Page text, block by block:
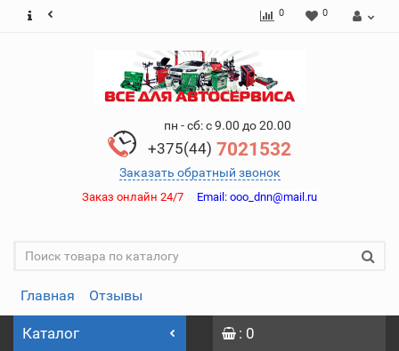
0 0
пн - сб: с 9.00 до 20.00
+375(44) 7021532
Заказать обратный звонок
Заказ онлайн 24/7 Email: ooo_dnn@mail.ru
Главная Отзывы
Каталог : 0